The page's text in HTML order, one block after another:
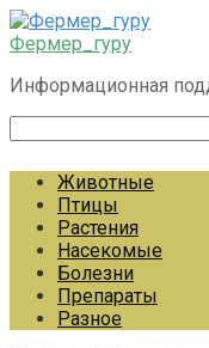
Перейти
к
Фермер_гуру
Информационная
Животные
Птицы
Растения
Насекомые
Болезни
Препараты
Разное